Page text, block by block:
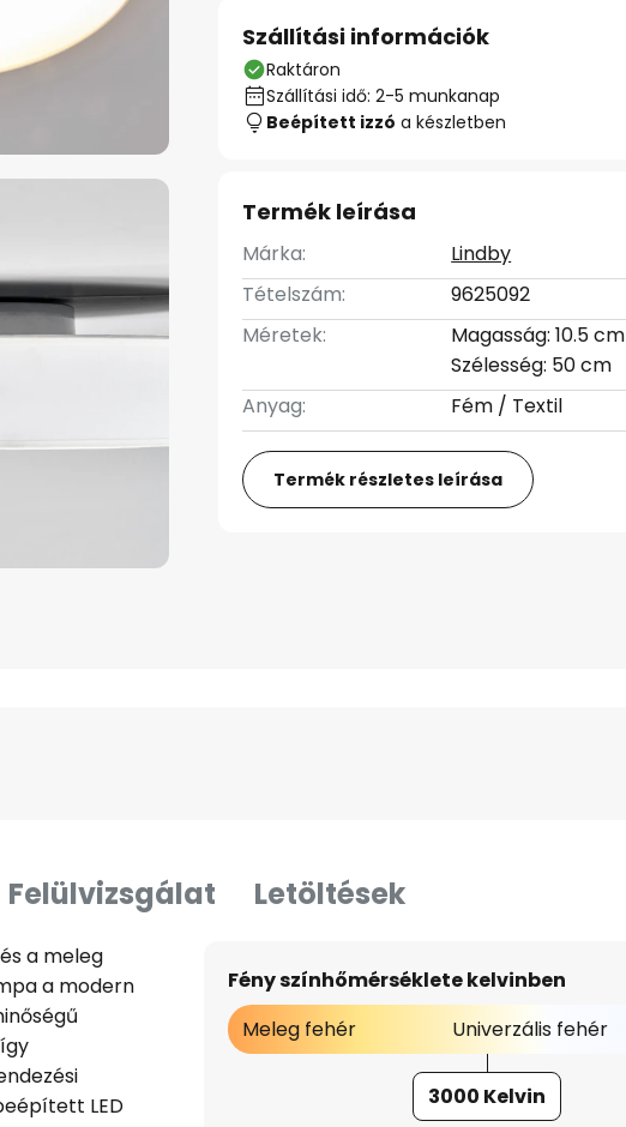
Szállítási információk
Raktáron
Szállítási idő: 2-5 munkanap
Beépített izzó a készletben
Termék leírása
Márka:
Lindby
Tételszám:
9625092
Méretek:
Magasság: 10.5 cm
Szélesség: 50 cm
Anyag:
Fém / Textil
Termék részletes leírása
Felülvizsgálat Letöltések
a meleg
a modern
LED
Fény színhőmérséklete kelvinben
Meleg fehér
Univerzális fehér
3000 Kelvin